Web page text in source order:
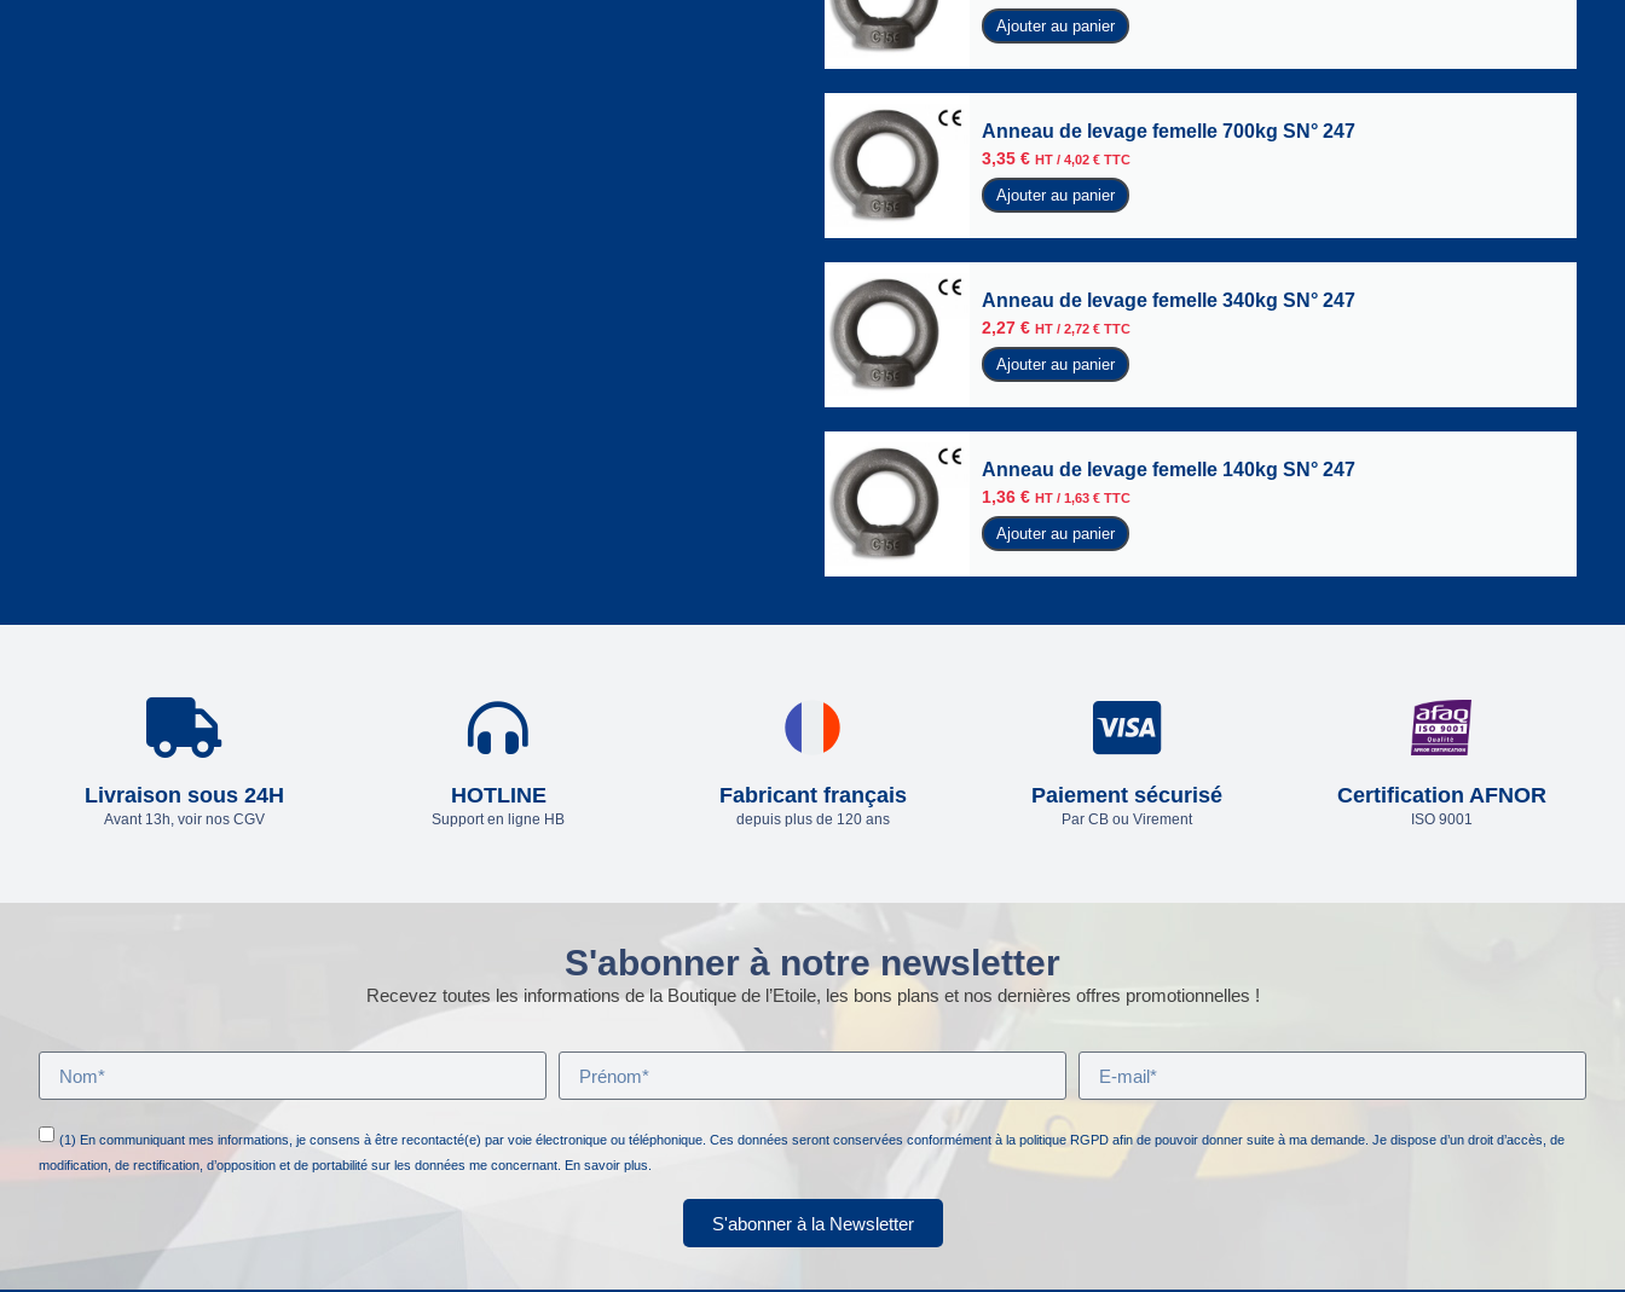
Ajouter au panier
Anneau de levage femelle 700kg SN° 247
3,35 € HT / 4,02 € TTC
Ajouter au panier
Anneau de levage femelle 340kg SN° 247
2,27 € HT / 2,72 € TTC
Ajouter au panier
Anneau de levage femelle 140kg SN° 247
1,36 € HT / 1,63 € TTC
Ajouter au panier
Livraison sous 24H
Avant 13h, voir nos CGV
HOTLINE
Support en ligne HB
Fabricant français
depuis plus de 120 ans
Paiement sécurisé
Par CB ou Virement
Certification AFNOR
ISO 9001
S'abonner à notre newsletter
Recevez toutes les informations de la Boutique de l’Etoile, les bons plans et nos dernières offres promotionnelles !
(1) En communiquant mes informations, je consens à être recontacté(e) par voie électronique ou téléphonique. Ces données seront conservées conformément à la politique RGPD afin de pouvoir donner suite à ma demande. Je dispose d’un droit d’accès, de
modification, de rectification, d’opposition et de portabilité sur les données me concernant. En savoir plus.
S'abonner à la Newsletter